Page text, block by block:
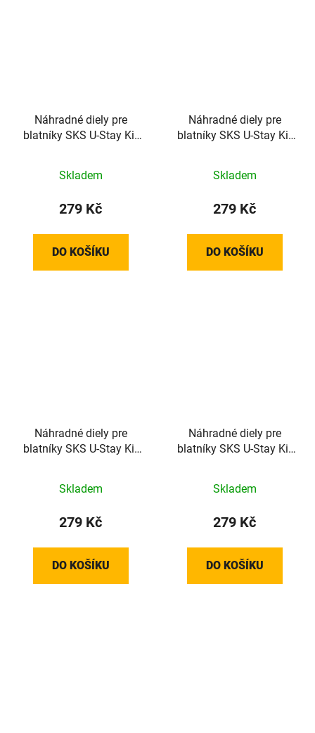
Náhradné diely pre
blatníky SKS U-Stay Kit
Skladem
279 Kč
DO KOŠÍKU
Náhradné diely pre
blatníky SKS U-Stay Kit
Skladem
279 Kč
DO KOŠÍKU
Náhradné diely pre
blatníky SKS U-Stay Kit
Skladem
279 Kč
DO KOŠÍKU
Náhradné diely pre
blatníky SKS U-Stay Kit
Skladem
279 Kč
DO KOŠÍKU